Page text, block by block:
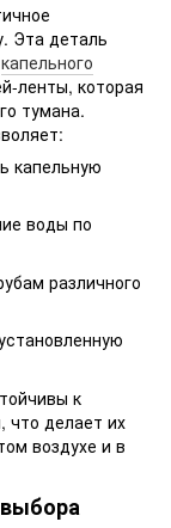
Эта деталь
капельного
ленты, которая
тумана.
капельную
воды по
различного
к
что делает их
воздухе и в